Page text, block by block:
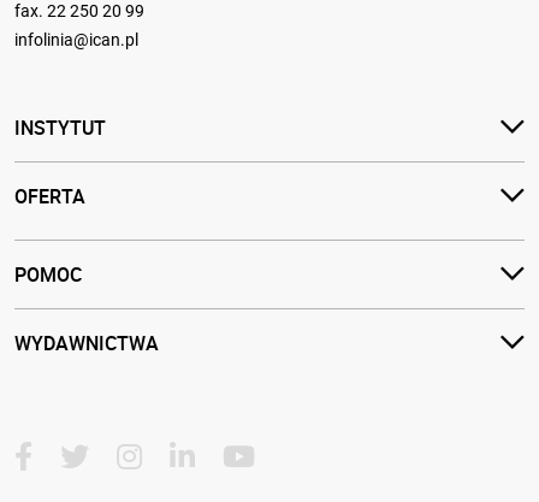
fax. 22 250 20 99
infolinia@ican.pl
INSTYTUT
OFERTA
POMOC
WYDAWNICTWA